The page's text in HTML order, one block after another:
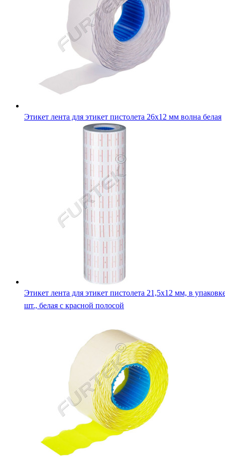
Этикет лента для этикет пистолета 26х12 мм волна белая
Этикет лента для этикет пистолета 21,5х12 мм, в
шт., белая с красной полосой